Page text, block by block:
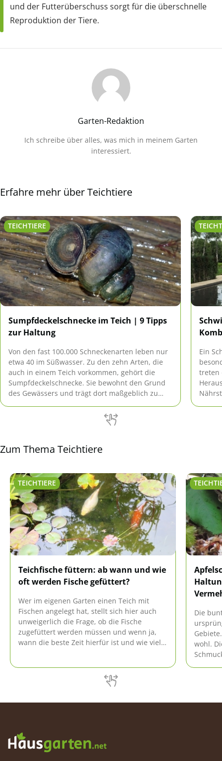
und der Futterüberschuss sorgt für die überschnelle
Reproduktion der Tiere.
Garten-Redaktion
Ich schreibe über alles, was mich in meinem Garten
interessiert.
Erfahre mehr über Teichtiere
TEICHTIERE
Sumpfdeckelschnecke im Teich | 9 Tipps
zur Haltung
Von den fast 100.000 Schneckenarten leben nur
etwa 40 im Süßwasser. Zu den zehn Arten, die
auch in einem Teich vorkommen, gehört die
Sumpfdeckelschnecke. Sie bewohnt den Grund
des Gewässers und trägt dort maßgeblich zu
Ein
treten
Zum Thema Teichtiere
TEICHTIERE
Teichfische füttern: ab wann und wie
oft werden Fische gefüttert?
Wer im eigenen Garten einen Teich mit
Fischen angelegt hat, stellt sich hier auch
unweigerlich die Frage, ob die Fische
zugefüttert werden müssen und wenn ja,
wann die beste Zeit hierfür ist und wie viel
Die
wohl.